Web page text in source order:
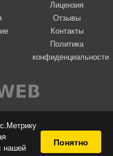
нашей
Понятно
Лицензия
Отзывы
Контакты
Политика
конфиденциальности